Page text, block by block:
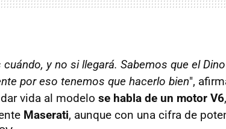
cuándo, y no si llegará. Sabemos que el
por eso tenemos que hacerlo bien",
vida al modelo se habla de un motor V6
Maserati, aunque con una cifra de